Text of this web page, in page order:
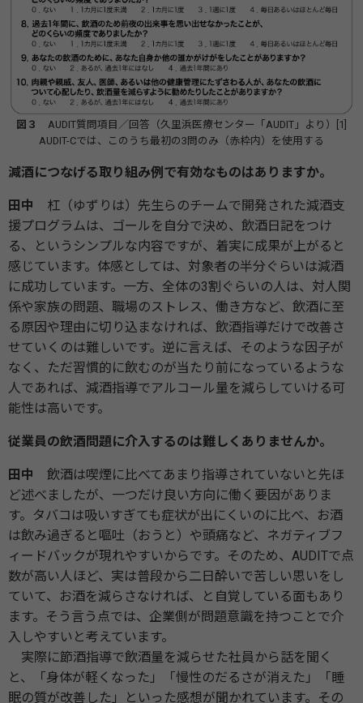
図３
AUDIT質問項目／回答（久里浜医療センター「AUDIT」より）[1]
AUDIT-Cでは、このうち最初の3問のみ（赤枠内）を使用する
減酒につなげる取り組み例で有効なものはありますか。
田中
杠（ゆずりは）先生らのチームで開発された減酒支
援プログラムは、ゴールを自分で決め、飲酒日記をつけ
る、というシンプルな内容ですが、着実に成果が上がると
感じています。体感としては、対象者の半分ぐらいは減酒
に成功しています。一方、全体の3割ぐらいの人は、対人関
係や家族の問題、職場のストレス、働き方など、飲酒に至
る原因や理由に切り込まなければ、飲酒指導だけで改善さ
せていくのは難しいです。逆に言えば、そのような因子が
なく、ただ習慣的に飲むのが当たり前になっているような
人であれば、減酒指導でアルコール量を減らしていける可
能性は高いです。
従業員の飲酒問題に介入するのは難しくありませんか。
田中
飲酒は喫煙に比べてあまり指導されていないと先ほ
ど述べましたが、一つだけ良い方向に働く要因がありま
す。タバコは吸いすぎても症状が出にくいのに比べ、お酒
は飲み過ぎると嘔吐（おうと）や頭痛など、ネガティブフ
ィードバックが現れやすいからです。そのため、AUDITで点
数が高い人ほど、実は普段から二日酔いで苦しい思いをし
ていて、お酒を減らさなければ、と自覚している面もあり
ます。そう言う点では、企業側が問題意識を持つことで介
入しやすいと考えています。
実際に節酒指導で飲酒量を減らせた社員から話を聞く
と、「身体が軽くなった」「慢性のだるさが消えた」「睡
眠の質が改善した」といった感想が聞かれています。その